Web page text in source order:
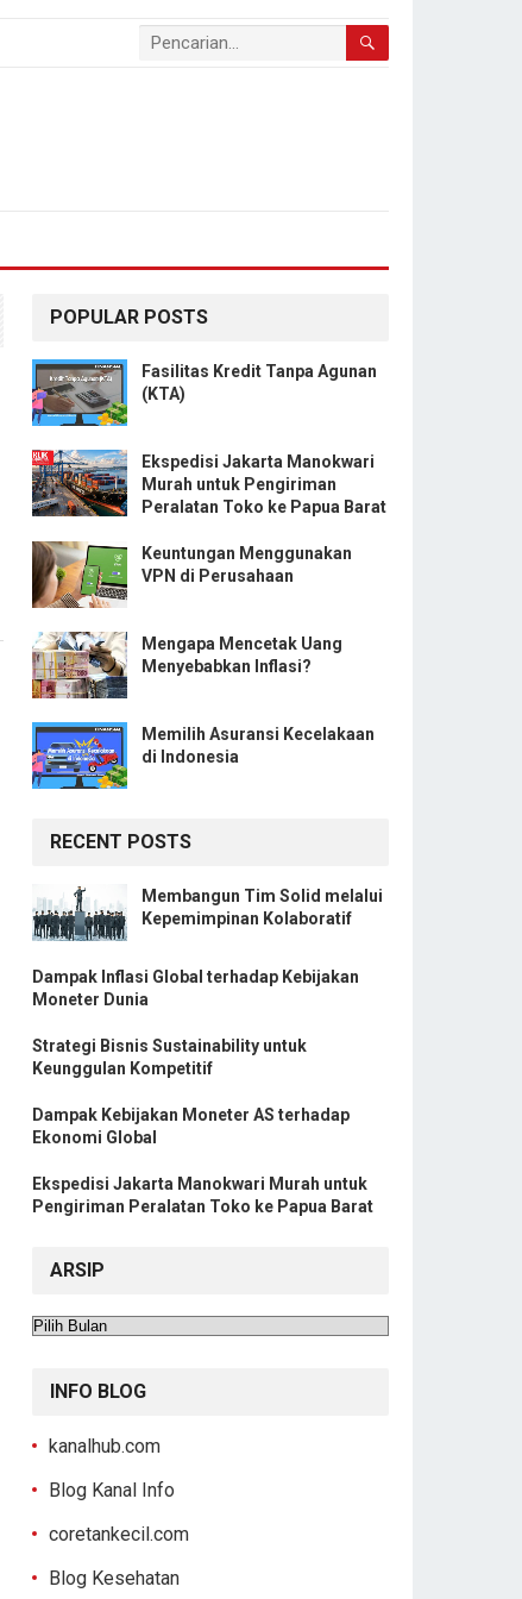
POPULAR POSTS
Fasilitas Kredit Tanpa Agunan
(KTA)
Ekspedisi Jakarta Manokwari
Murah untuk Pengiriman
Peralatan Toko ke Papua Barat
Keuntungan Menggunakan
VPN di Perusahaan
Mengapa Mencetak Uang
Menyebabkan Inflasi?
Memilih Asuransi Kecelakaan
di Indonesia
RECENT POSTS
Membangun Tim Solid melalui
Kepemimpinan Kolaboratif
Dampak Inflasi Global terhadap Kebijakan
Moneter Dunia
Strategi Bisnis Sustainability untuk
Keunggulan Kompetitif
Dampak Kebijakan Moneter AS terhadap
Ekonomi Global
Ekspedisi Jakarta Manokwari Murah untuk
Pengiriman Peralatan Toko ke Papua Barat
ARSIP
Arsip
INFO BLOG
kanalhub.com
Blog Kanal Info
coretankecil.com
Blog Kesehatan